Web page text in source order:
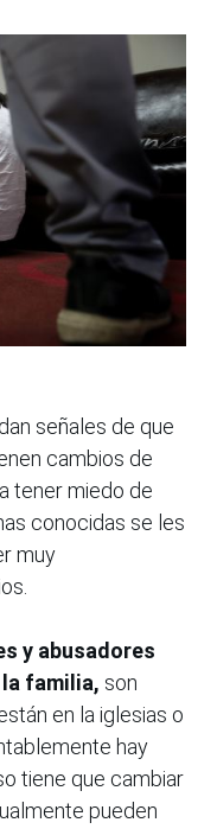
señales de que
cambios de
tener miedo de
conocidas se les
muy
y abusadores
familia, son
en la iglesias o
hay
tiene que cambiar
pueden